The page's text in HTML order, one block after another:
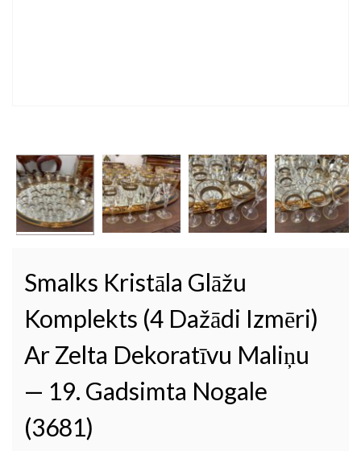
Smalks Kristāla Glāžu
Komplekts (4 Dažādi Izmēri)
Ar Zelta Dekoratīvu Maliņu
— 19. Gadsimta Nogale
(3681)